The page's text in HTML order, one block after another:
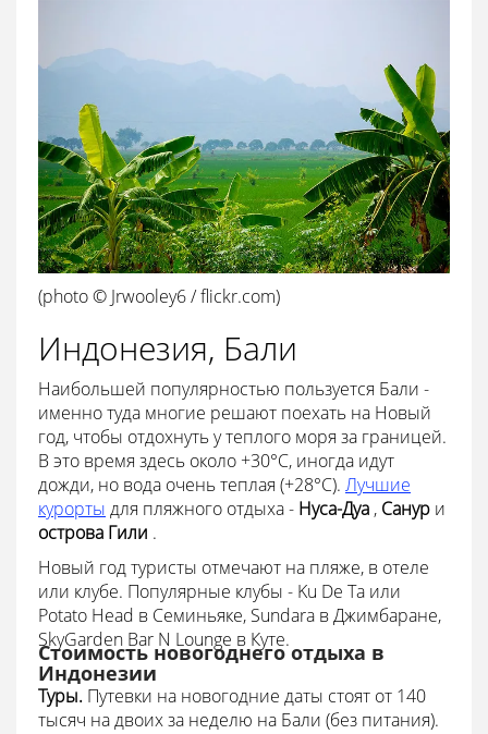
(photo © Jrwooley6 / flickr.com)
Индонезия, Бали
Наибольшей популярностью пользуется Бали -
именно туда многие решают поехать на Новый
год, чтобы отдохнуть у теплого моря за границей.
В это время здесь около +30°С, иногда идут
дожди, но вода очень теплая (+28°С). Лучшие
курорты для пляжного отдыха - Нуса-Дуа , Санур и
острова Гили .
Новый год туристы отмечают на пляже, в отеле
или клубе. Популярные клубы - Ku De Ta или
Potato Head в Семиньяке, Sundara в Джимбаране,
SkyGarden Bar N Lounge в Куте.
Стоимость новогоднего отдыха в
Индонезии
Туры. Путевки на новогодние даты стоят от 140
тысяч на двоих за неделю на Бали (без питания).